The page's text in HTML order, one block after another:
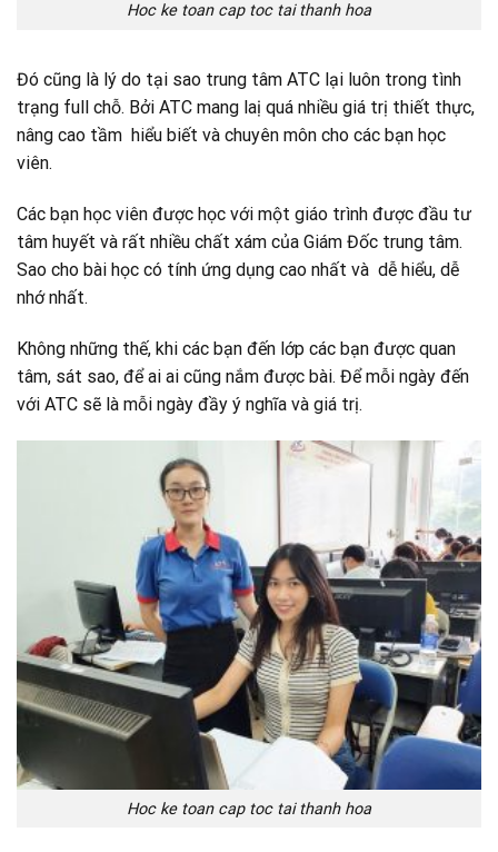
Hoc ke toan cap toc tai thanh hoa
Đó cũng là lý do tại sao trung tâm ATC lại luôn trong tình
trạng full chỗ. Bởi ATC mang laị quá nhiều giá trị thiết thực,
nâng cao tầm hiểu biết và chuyên môn cho các bạn học
viên.
Các bạn học viên được học với một giáo trình được đầu tư
tâm huyết và rất nhiều chất xám của Giám Đốc trung tâm.
Sao cho bài học có tính ứng dụng cao nhất và dễ hiểu, dễ
nhớ nhất.
Không những thế, khi các bạn đến lớp các bạn được quan
tâm, sát sao, để ai ai cũng nắm được bài. Để mỗi ngày đến
với ATC sẽ là mỗi ngày đầy ý nghĩa và giá trị.
Hoc ke toan cap toc tai thanh hoa